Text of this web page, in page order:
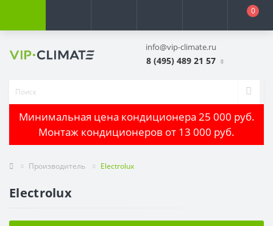
0
info@vip-climate.ru
8 (495) 489 21 57
Минимальная цена кондиционера 25 000 руб.
Монтаж кондиционеров от 13 000 руб.
Производитель Electrolux
Electrolux